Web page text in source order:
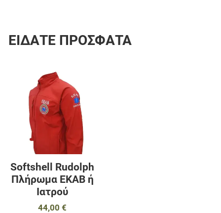
ΕΊΔΑΤΕ ΠΡΌΣΦΑΤΑ
Softshell Rudolph
Πλήρωμα ΕΚΑΒ ή
Ιατρού
44,00 €